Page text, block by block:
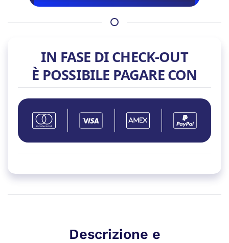
RETE
EWENT
USB
C
10/100/1000
quantità
IN FASE DI CHECK-OUT
È POSSIBILE PAGARE CON
Descrizione e